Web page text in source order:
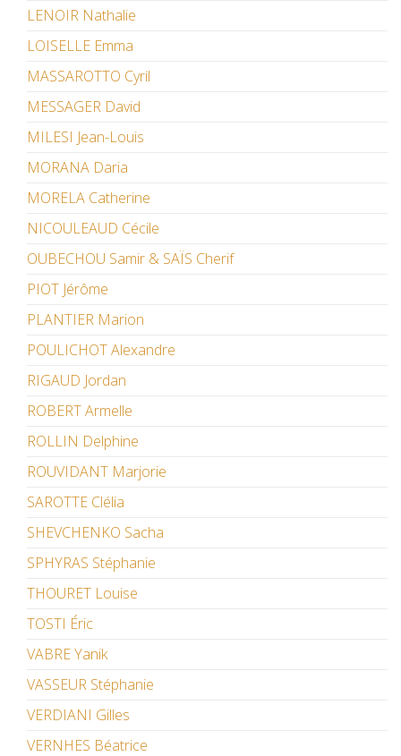
LENOIR Nathalie
LOISELLE Emma
MASSAROTTO Cyril
MESSAGER David
MILESI Jean-Louis
MORANA Daria
MORELA Catherine
NICOULEAUD Cécile
OUBECHOU Samir & SAÏS Cherif
PIOT Jérôme
PLANTIER Marion
POULICHOT Alexandre
RIGAUD Jordan
ROBERT Armelle
ROLLIN Delphine
ROUVIDANT Marjorie
SAROTTE Clélia
SHEVCHENKO Sacha
SPHYRAS Stéphanie
THOURET Louise
TOSTI Éric
VABRE Yanik
VASSEUR Stéphanie
VERDIANI Gilles
VERNHES Béatrice